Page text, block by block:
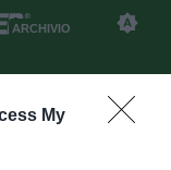
My
ARCHIVIO
muove